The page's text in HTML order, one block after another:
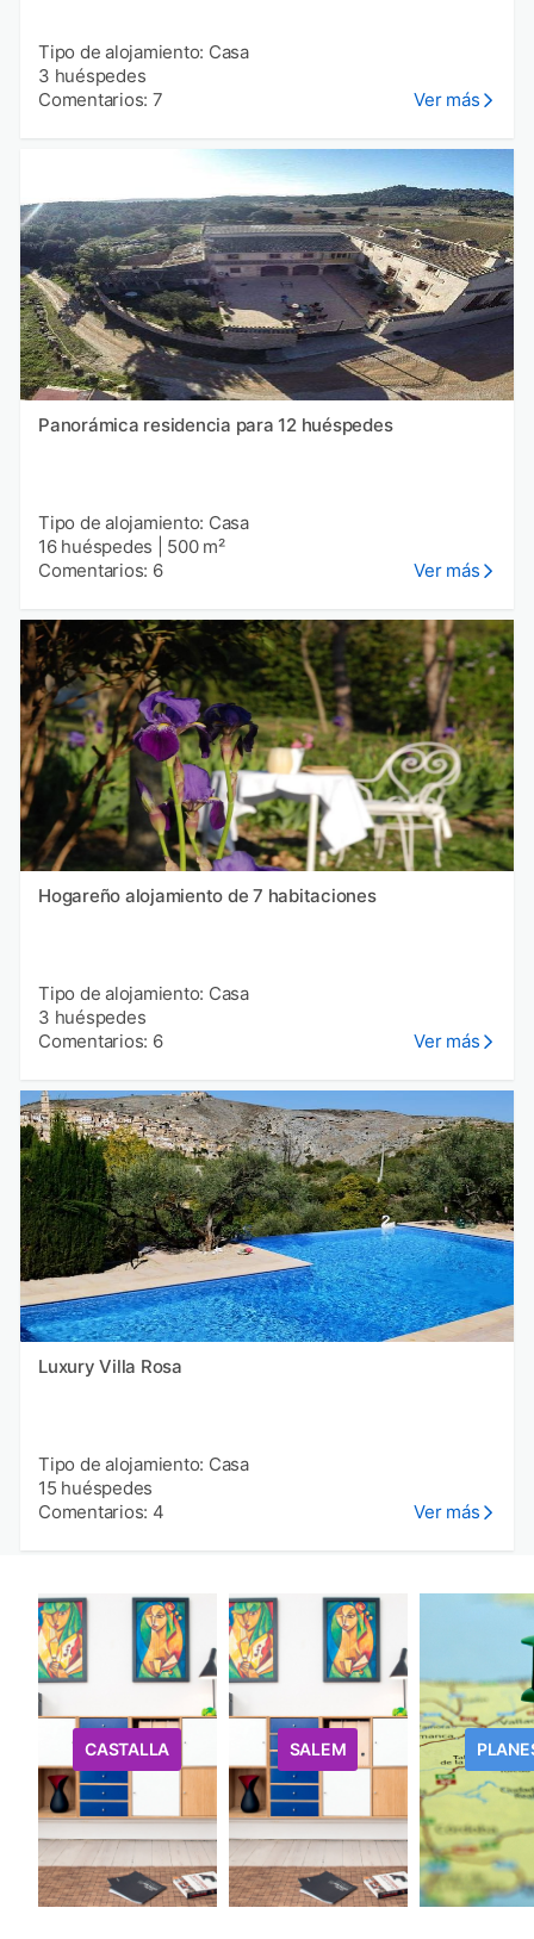
Tipo de alojamiento: Casa
3 huéspedes
Comentarios: 7
Ver más
Panorámica residencia para 12 huéspedes
Tipo de alojamiento: Casa
16 huéspedes
500 m²
Comentarios: 6
Ver más
Hogareño alojamiento de 7 habitaciones
Tipo de alojamiento: Casa
3 huéspedes
Comentarios: 6
Ver más
Luxury Villa Rosa
Tipo de alojamiento: Casa
15 huéspedes
Comentarios: 4
Ver más
CASTALLA SALEM